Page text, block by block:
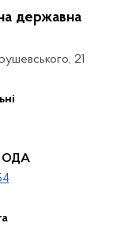
державна
21
ОДА